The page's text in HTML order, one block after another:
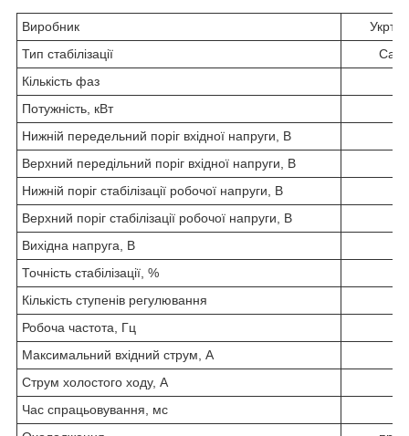
Виробник
Тип стабілізації
Кількість фаз
Потужність, кВт
Нижній передельний поріг вхідної напруги, В
Верхний передільний поріг вхідної напруги, В
Нижній поріг стабілізації робочої напруги, В
Верхний поріг стабілізації робочої напруги, В
Вихідна напруга, В
Точність стабілізації, %
Кількість ступенів регулювання
Робоча частота, Гц
Максимальний вхідний струм, А
Струм холостого ходу, А
Час спрацьовування, мс